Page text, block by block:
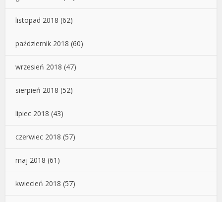
listopad 2018 (62)
październik 2018 (60)
wrzesień 2018 (47)
sierpień 2018 (52)
lipiec 2018 (43)
czerwiec 2018 (57)
maj 2018 (61)
kwiecień 2018 (57)